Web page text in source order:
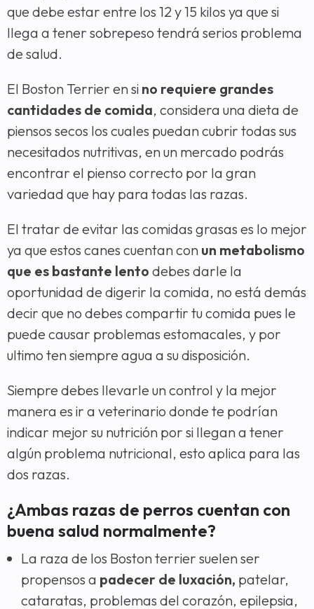
que debe estar entre los 12 y 15 kilos ya que si
llega a tener sobrepeso tendrá serios problema
de salud.
El Boston Terrier en si no requiere grandes
cantidades de comida, considera una dieta de
piensos secos los cuales puedan cubrir todas sus
necesitados nutritivas, en un mercado podrás
encontrar el pienso correcto por la gran
variedad que hay para todas las razas.
El tratar de evitar las comidas grasas es lo mejor
ya que estos canes cuentan con un metabolismo
que es bastante lento debes darle la
oportunidad de digerir la comida, no está demás
decir que no debes compartir tu comida pues le
puede causar problemas estomacales, y por
ultimo ten siempre agua a su disposición.
Siempre debes llevarle un control y la mejor
manera es ir a veterinario donde te podrían
indicar mejor su nutrición por si llegan a tener
algún problema nutricional, esto aplica para las
dos razas.
¿Ambas razas de perros cuentan con
buena salud normalmente?
La raza de los Boston terrier suelen ser
propensos a padecer de luxación, patelar,
cataratas, problemas del corazón, epilepsia,